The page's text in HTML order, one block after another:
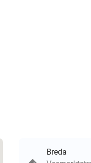
Breda